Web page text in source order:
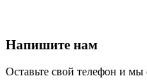
Напишите нам
Оставьте свой телефон и мы